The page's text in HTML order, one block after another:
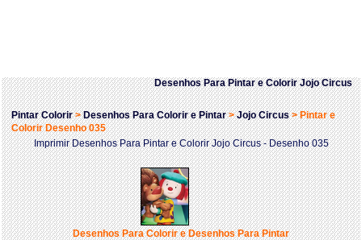
Desenhos Para Pintar e Colorir Jojo Circus
Pintar Colorir>Desenhos Para Colorir e Pintar>Jojo Circus>Pintar e
Colorir Desenho 035
Imprimir Desenhos Para Pintar e Colorir Jojo Circus - Desenho 035
Desenhos Para Colorir e Desenhos Para Pintar